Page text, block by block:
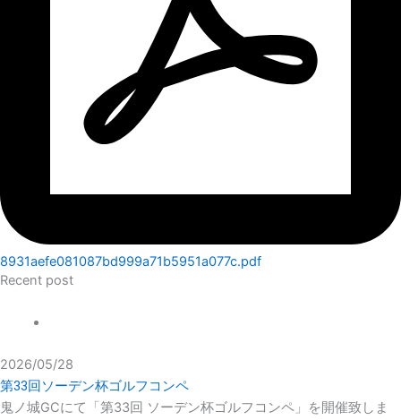
8931aefe081087bd999a71b5951a077c.pdf
Recent post
2026/05/28
第33回ソーデン杯ゴルフコンペ
鬼ノ城GCにて「第33回 ソーデン杯ゴルフコンペ」を開催致しま